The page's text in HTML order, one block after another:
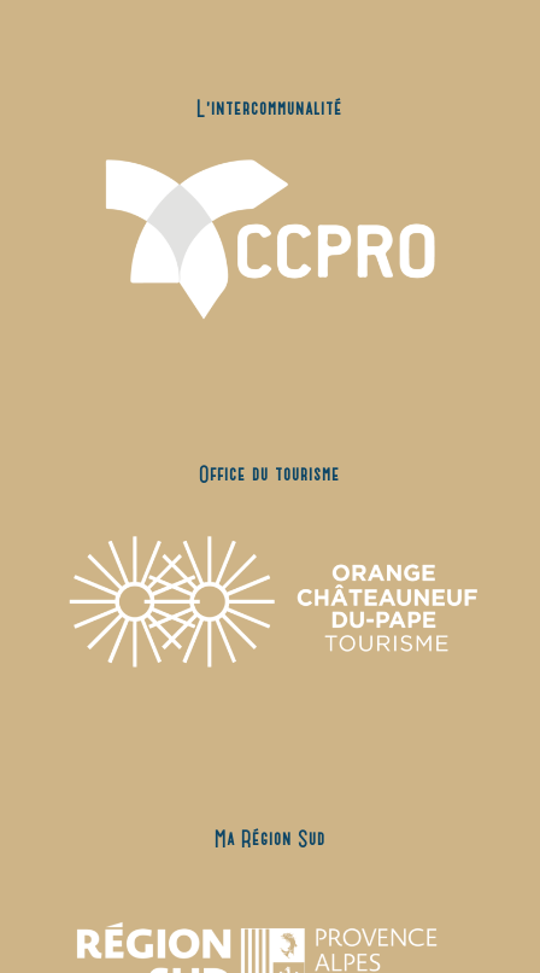
L’intercommunalité
Office du tourisme
Ma Région Sud